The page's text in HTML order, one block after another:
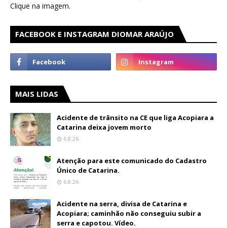
Clique na imagem.
FACEBOOK E INSTAGRAM DIOMAR ARAÚJO
MAIS LIDAS
Acidente de trânsito na CE que liga Acopiara a
Catarina deixa jovem morto
6.8.26
Atenção para este comunicado do Cadastro
Único de Catarina.
6.8.26
Acidente na serra, divisa de Catarina e
Acopiara; caminhão não conseguiu subir a
serra e capotou. Vídeo.